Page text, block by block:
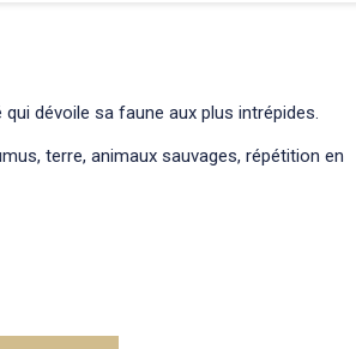
dévoile sa faune aux plus intrépides.
terre, animaux sauvages, répétition en